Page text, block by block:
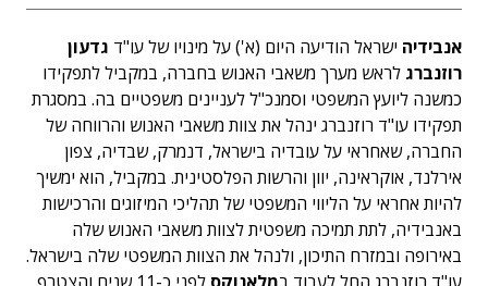
אנבידיה ישראל הודיעה היום (א') על מינויו של עו"ד גדעון
רוזנברג לראש מערך משאבי האנוש בחברה, במקביל לתפקידו
כמשנה ליועץ המשפטי וסמנכ"ל לעניינים משפטיים בה. במסגרת
תפקידו עו"ד רוזנברג ינהל את צוות משאבי האנוש והרווחה של
החברה, שאחראי על עובדיה בישראל, דנמרק, שבדיה, צפון
אירלנד, אוקראינה, יוון והרשות הפלסטינית. במקביל, הוא ימשיך
להיות אחראי על הליווי המשפטי של תהליכי המיזוגים והרכישות
באנבידיה, לתת תמיכה משפטית לצוות משאבי האנוש שלה
באירופה ובמזרח התיכון, ולנהל את הצוות המשפטי שלה בישראל.